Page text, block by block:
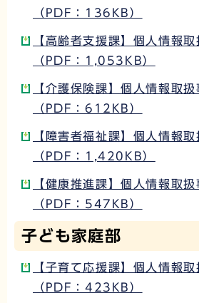
（PDF：136KB）
【高齢者支援課】個人情報
（PDF：1,053KB）
【介護保険課】個人情報取
（PDF：612KB）
【障害者福祉課】個人情報
（PDF：1,420KB）
【健康推進課】個人情報取
（PDF：547KB）
子ども家庭部
【子育て応援課】個人情報
（PDF：423KB）